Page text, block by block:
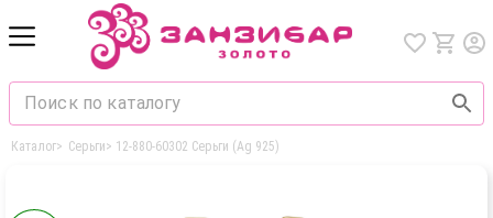
Каталог> Серьги> 12-880-60302 Серьги (Ag 925)